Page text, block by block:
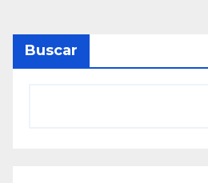
Buscar